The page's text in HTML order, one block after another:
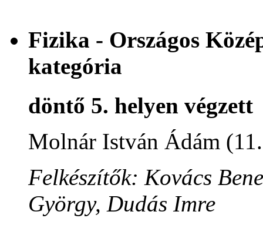
Fizika - Országos
kategória
döntő 5. helyen végzett
Molnár István Ádám
Felkészítők: Kovács
György, Dudás Imre